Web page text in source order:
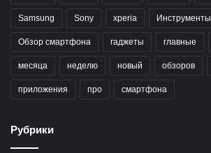
Samsung Sony xperia Инструменты
Обзор смартфона гаджеты главные
месяца неделю новый обзоров
приложения про смартфона
Рубрики